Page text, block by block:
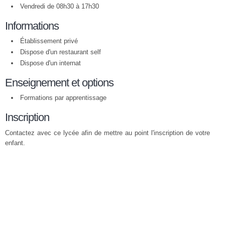
Vendredi de 08h30 à 17h30
Informations
Établissement privé
Dispose d'un restaurant self
Dispose d'un internat
Enseignement et options
Formations par apprentissage
Inscription
Contactez avec ce lycée afin de mettre au point l'inscription de votre
enfant.